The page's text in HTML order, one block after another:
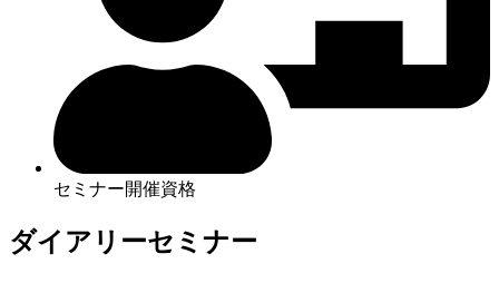
セミナー開催資格
ダイアリーセミナー